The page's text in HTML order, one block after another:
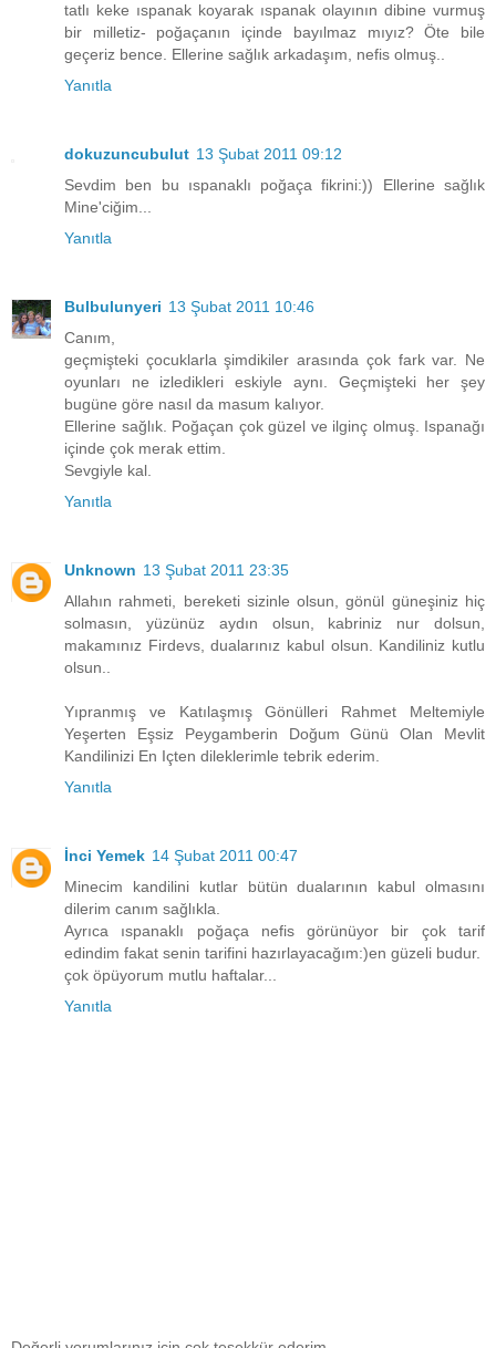
tatlı keke ıspanak koyarak ıspanak olayının dibine vurmuş
bir milletiz- poğaçanın içinde bayılmaz mıyız? Öte bile
geçeriz bence. Ellerine sağlık arkadaşım, nefis olmuş..
Yanıtla
dokuzuncubulut 13 Şubat 2011 09:12
Sevdim ben bu ıspanaklı poğaça fikrini:)) Ellerine sağlık
Mine'ciğim...
Yanıtla
Bulbulunyeri 13 Şubat 2011 10:46
Canım,
geçmişteki çocuklarla şimdikiler arasında çok fark var. Ne
oyunları ne izledikleri eskiyle aynı. Geçmişteki her şey
bugüne göre nasıl da masum kalıyor.
Ellerine sağlık. Poğaçan çok güzel ve ilginç olmuş. Ispanağı
içinde çok merak ettim.
Sevgiyle kal.
Yanıtla
Unknown 13 Şubat 2011 23:35
Allahın rahmeti, bereketi sizinle olsun, gönül güneşiniz hiç
solmasın, yüzünüz aydın olsun, kabriniz nur dolsun,
makamınız Firdevs, dualarınız kabul olsun. Kandiliniz kutlu
olsun..
Yıpranmış ve Katılaşmış Gönülleri Rahmet Meltemiyle
Yeşerten Eşsiz Peygamberin Doğum Günü Olan Mevlit
Kandilinizi En Içten dileklerimle tebrik ederim.
Yanıtla
İnci Yemek 14 Şubat 2011 00:47
Minecim kandilini kutlar bütün dualarının kabul olmasını
dilerim canım sağlıkla.
Ayrıca ıspanaklı poğaça nefis görünüyor bir çok tarif
edindim fakat senin tarifini hazırlayacağım:)en güzeli budur.
çok öpüyorum mutlu haftalar...
Yanıtla